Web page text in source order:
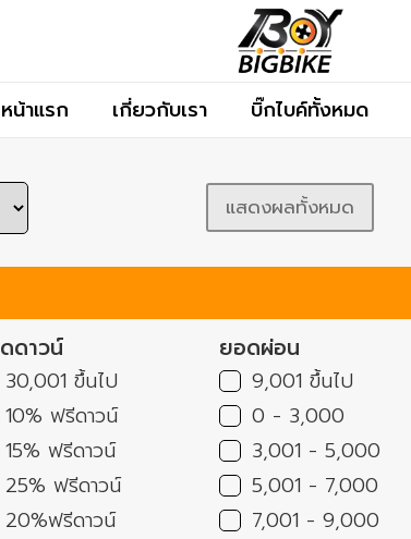
หน้าแรก เกี่ยวกับเรา บิ๊กไบค์ทั้งหมด
แสดงผลทั้งหมด
ดาวน์
30,001 ขึ้นไป
10% ฟรีดาวน์
15% ฟรีดาวน์
25% ฟรีดาวน์
20%ฟรีดาวน์
ยอดผ่อน
9,001 ขึ้นไป
0 - 3,000
3,001 - 5,000
5,001 - 7,000
7,001 - 9,000